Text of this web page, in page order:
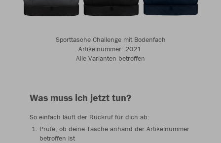
Sporttasche Challenge mit Bodenfach
Artikelnummer: 2021 ​​​​​​
Alle Varianten betroffen
Was muss ich jetzt tun?
So einfach läuft der Rückruf für dich ab:
Prüfe, ob deine Tasche anhand der Artikelnummer
betroffen ist